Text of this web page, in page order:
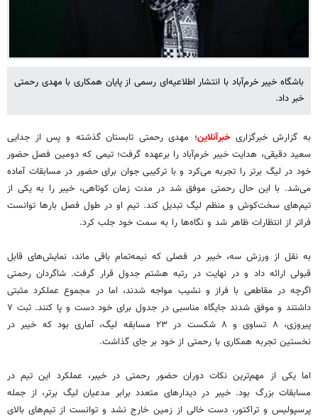
باشگاه خیبر خرم‌آباد با انتشار اطلاعیه‌ای رسمی از پایان همکاری با مهدی رحمتی
خبر داد.
به گزارش خبرگزاریخبرآنلاین؛ مهدی رحمتی تابستان گذشته و پس از جدایی
سعید دقیقی، هدایت خیبر خرم‌آباد را برعهده گرفت؛ تیمی که دومین فصل حضور
خود در لیگ برتر را تجربه می‌کرد و با ترکیبی جوان برای حضور در مسابقات آماده
می‌شد. با این حال رحمتی موفق شد در مدت زمان کوتاهی، خیبر را به یکی از
تیم‌های سخت‌کوش و منظم لیگ تبدیل کند. تیم او در طول فصل بارها توانست
فراتر از انتظارات ظاهر شد و نگاه‌ها را به سمت خود جلب کرد.
به نقل از ورزش سه، خیبر در فصلی که نیمه‌تمام باقی ماند، نمایش‌های قابل
قبولی ارائه داد و در نهایت در رتبه هشتم جدول قرار گرفت. شاگردان رحمتی
اگرچه در مقاطعی با فراز و نشیب مواجه شدند، اما در مجموع عملکرد مثبتی
داشتند و موفق شدند جایگاه مناسبی در جدول برای خود دست و پا کنند. ثبت ۷
پیروزی، ۸ تساوی و ۸ شکست در ۲۳ مسابقه لیگ، آماری بود که خیبر در
نخستین تجربه همکاری با رحمتی از خود بر جای گذاشت.
اما یکی از مهم‌ترین نکات دوران حضور رحمتی در خیبر، عملکرد این تیم در
مسابقات بزرگ بود. خیبر در دیدارهای متعدد برابر مدعیان لیگ برتر، از جمله
پرسپولیس و تراکتور، دست خالی از زمین خارج نشد و توانست از تیم‌های بالای